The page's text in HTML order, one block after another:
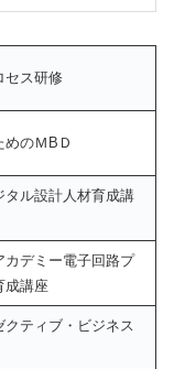
セス研修
のＭBＤ
タル設計人材育成講
カデミー電子回路プ
成講座
ティブ・ビジネス